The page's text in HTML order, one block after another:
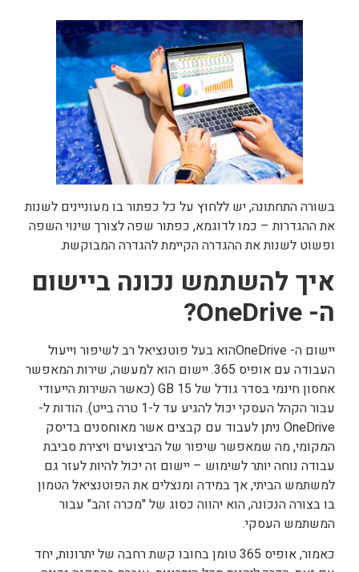
בשורה התחתונה, יש ללחוץ על כל כפתור בו מעוניינים לשנות
את ההגדרות – כמו לדוגמא, כפתור שפה לצורך שינוי השפה
ופשוט לשנות את ההגדרה הקיימת להגדרה המבוקשת.
איך להשתמש נכונה ביישום
ה- OneDrive
?
יישום ה- OneDriveהוא בעל פוטנציאל רב לשיפור וייעול
העבודה עם אופיס 365. יישום הוא למעשה, שירות המאפשר
אחסון חינמי בסדר גודל של 15 GB (כאשר השירות הייעודי
עבור הקהל העסקי יכול להגיע עד ל-1 טרה בייט). הודות ל-
OneDrive ניתן לעבוד עם קבצים אשר מאוחסנים בדיסק
המקומי, מה שמאפשר שיפור של הביצועים ויצירת סביבת
עבודה נוחה יותר לשימוש – יישום זה יכול להיות לעזר גם
למשתמש הביתי, אך במידה ומנצלים את הפוטנציאל הטמון
בו בצורה הנכונה, הוא יהווה כסוג של "מכרה זהב" עבור
המשתמש העסקי.
כאמור, אופיס 365 טומן בחובו קשת רחבה של יתרונות, יחד